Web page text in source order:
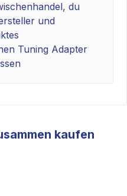
du
und
Tuning Adapter
kaufen